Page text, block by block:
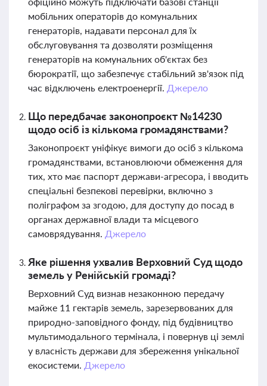
мобільних операторів до комунальних
генераторів, надавати персонал для їх
обслуговування та дозволяти розміщення
генераторів на комунальних об'єктах без
бюрократії, що забезпечує стабільний зв'язок під
час відключень електроенергії. Джерело
Що передбачає законопроєкт №14230
щодо осіб із кількома громадянствами?
Законопроєкт уніфікує вимоги до осіб з кількома
громадянствами, встановлюючи обмеження для
тих, хто має паспорт держави-агресора, і вводить
спеціальні безпекові перевірки, включно з
поліграфом за згодою, для доступу до посад в
органах державної влади та місцевого
самоврядування. Джерело
Яке рішення ухвалив Верховний Суд щодо
земель у Ренійській громаді?
Верховний Суд визнав незаконною передачу
майже 11 гектарів земель, зарезервованих для
природно-заповідного фонду, під будівництво
мультимодального термінала, і повернув ці землі
у власність держави для збереження унікальної
екосистеми. Джерело